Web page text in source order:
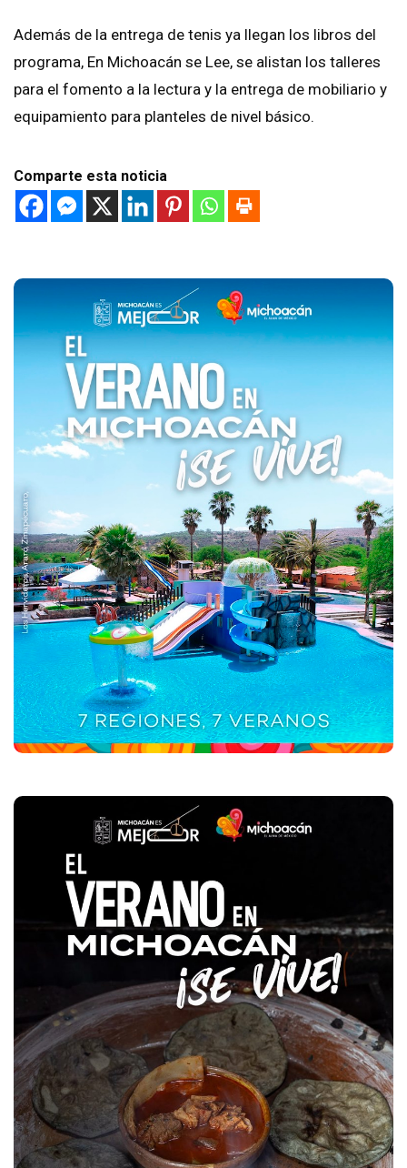
Además de la entrega de tenis ya llegan los libros del
programa, En Michoacán se Lee, se alistan los talleres
para el fomento a la lectura y la entrega de mobiliario y
equipamiento para planteles de nivel básico.
Comparte esta noticia